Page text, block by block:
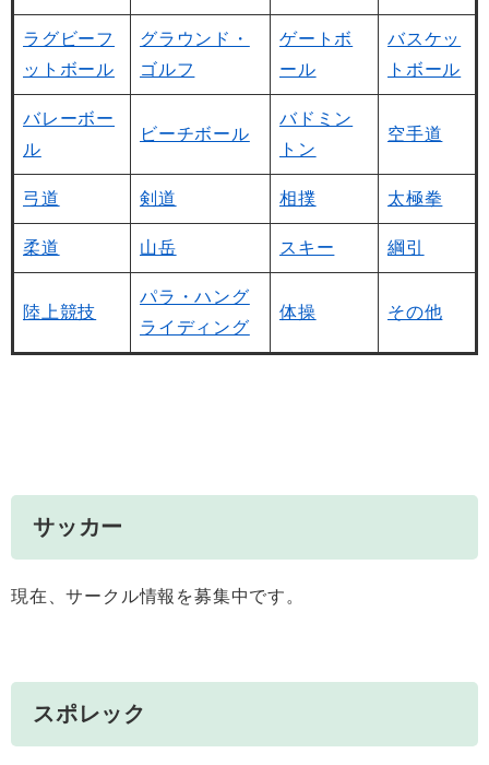
ラグビーフ
ットボール
グラウンド・
ゴルフ
ゲートボ
ール
バスケッ
トボール
バレーボー
ル
ビーチボール
バドミン
トン
空手道
弓道 剣道 相撲 太極拳
柔道 山岳 スキー 綱引
陸上競技
パラ・ハング
ライディング
体操 その他
サッカー
現在、サークル情報を募集中です。
スポレック